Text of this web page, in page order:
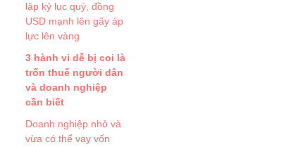
lập kỷ lục quý, đồng
USD mạnh lên gây áp
lực lên vàng
3 hành vi dễ bị coi là
trốn thuế người dân
và doanh nghiệp
cần biết
Doanh nghiệp nhỏ và
vừa có thể vay vốn